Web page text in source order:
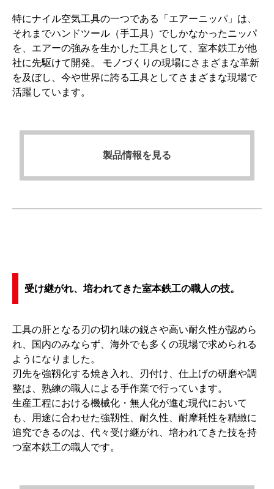
特にナイル空気工具の一つである「エアーニッパ」は、
それまでハンドツール（手工具）でしかなかったニッパ
を、エアーの強みを生かした工具として、室本鉄工が他
社に先駆けて開発。 モノづくりの現場にさまざまな革新
を及ぼし、今や世界に誇る工具としてさまざまな現場で
活躍しています。
製品情報を見る
受け継がれ、培われてきた室本鉄工の職人の技。
工具の肝となる刃の切れ味の鋭さや高い耐久性が認めら
れ、国内のみならず、海外でも多くの現場で求められる
ようになりました。
刃先を強靱化する焼き入れ、刃付け、仕上げの研磨や調
整は、熟練の職人による手作業で行っています。
生産工程における機械化・無人化が進む現代において
も、用途に合わせた強靱性、耐久性、耐摩耗性を精緻に
追究できるのは、代々受け継がれ、培われてきた技を持
つ室本鉄工の職人です。